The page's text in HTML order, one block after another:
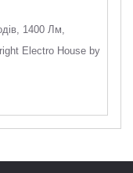
1400 Лм,
Electro House by